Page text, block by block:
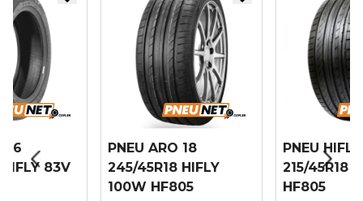
16
83V
PNEU ARO 18
245/45R18 HIFLY
100W HF805
PNEU HIFLY
215/45R18
HF805